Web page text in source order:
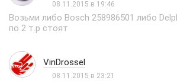
08.11.2015 в 19:46
Возьми либо Bosch 258986501 либо
по 2 т.р стоят
VinDrossel
08.11.2015 в 23:21